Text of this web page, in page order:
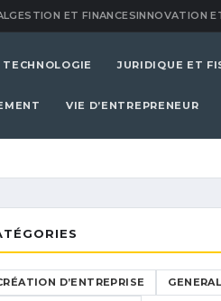
GESTION ET FINANCESINNOVATION
JURIDIQUE ET
VIE D’ENTREPRENEUR
D’ENTREPRISE GENERAL